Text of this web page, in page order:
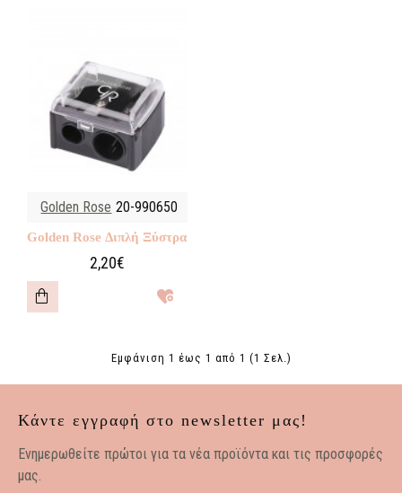
Golden Rose 20-990650
Golden Rose Διπλή Ξύστρα
2,20€
Εμφάνιση 1 έως 1 από 1 (1 Σελ.)
Κάντε εγγραφή στο newsletter μας!
Eνημερωθείτε πρώτοι για τα νέα προϊόντα και τις προσφορές
μας.